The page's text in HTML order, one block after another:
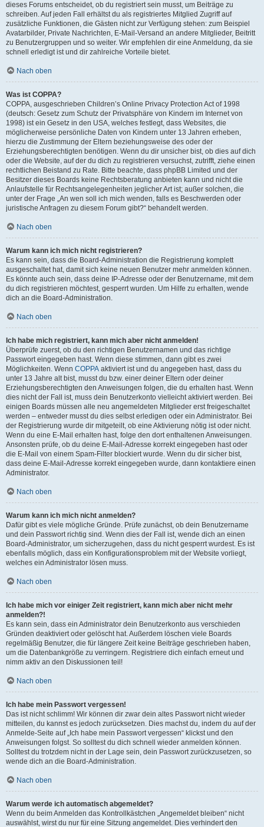
dieses Forums entscheidet, ob du registriert sein musst, um Beiträge zu
schreiben. Auf jeden Fall erhältst du als registriertes Mitglied Zugriff auf
zusätzliche Funktionen, die Gästen nicht zur Verfügung stehen: zum Beispiel
Avatarbilder, Private Nachrichten, E-Mail-Versand an andere Mitglieder, Beitritt
zu Benutzergruppen und so weiter. Wir empfehlen dir eine Anmeldung, da sie
schnell erledigt ist und dir zahlreiche Vorteile bietet.
Nach oben
Was ist COPPA?
COPPA, ausgeschrieben Children’s Online Privacy Protection Act of 1998
(deutsch: Gesetz zum Schutz der Privatsphäre von Kindern im Internet von
1998) ist ein Gesetz in den USA, welches festlegt, dass Websites, die
möglicherweise persönliche Daten von Kindern unter 13 Jahren erheben,
hierzu die Zustimmung der Eltern beziehungsweise des oder der
Erziehungsberechtigten benötigen. Wenn du dir unsicher bist, ob dies auf dich
oder die Website, auf der du dich zu registrieren versuchst, zutrifft, ziehe einen
rechtlichen Beistand zu Rate. Bitte beachte, dass phpBB Limited und der
Besitzer dieses Boards keine Rechtsberatung anbieten kann und nicht die
Anlaufstelle für Rechtsangelegenheiten jeglicher Art ist; außer solchen, die
unter der Frage „An wen soll ich mich wenden, falls es Beschwerden oder
juristische Anfragen zu diesem Forum gibt?“ behandelt werden.
Nach oben
Warum kann ich mich nicht registrieren?
Es kann sein, dass die Board-Administration die Registrierung komplett
ausgeschaltet hat, damit sich keine neuen Benutzer mehr anmelden können.
Es könnte auch sein, dass deine IP-Adresse oder der Benutzername, mit dem
du dich registrieren möchtest, gesperrt wurden. Um Hilfe zu erhalten, wende
dich an die Board-Administration.
Nach oben
Ich habe mich registriert, kann mich aber nicht anmelden!
Überprüfe zuerst, ob du den richtigen Benutzernamen und das richtige
Passwort eingegeben hast. Wenn diese stimmen, dann gibt es zwei
Möglichkeiten. Wenn COPPA aktiviert ist und du angegeben hast, dass du
unter 13 Jahre alt bist, musst du bzw. einer deiner Eltern oder deiner
Erziehungsberechtigten den Anweisungen folgen, die du erhalten hast. Wenn
dies nicht der Fall ist, muss dein Benutzerkonto vielleicht aktiviert werden. Bei
einigen Boards müssen alle neu angemeldeten Mitglieder erst freigeschaltet
werden – entweder musst du dies selbst erledigen oder ein Administrator. Bei
der Registrierung wurde dir mitgeteilt, ob eine Aktivierung nötig ist oder nicht.
Wenn du eine E-Mail erhalten hast, folge den dort enthaltenen Anweisungen.
Ansonsten prüfe, ob du deine E-Mail-Adresse korrekt eingegeben hast oder
die E-Mail von einem Spam-Filter blockiert wurde. Wenn du dir sicher bist,
dass deine E-Mail-Adresse korrekt eingegeben wurde, dann kontaktiere einen
Administrator.
Nach oben
Warum kann ich mich nicht anmelden?
Dafür gibt es viele mögliche Gründe. Prüfe zunächst, ob dein Benutzername
und dein Passwort richtig sind. Wenn dies der Fall ist, wende dich an einen
Board-Administrator, um sicherzugehen, dass du nicht gesperrt wurdest. Es ist
ebenfalls möglich, dass ein Konfigurationsproblem mit der Website vorliegt,
welches ein Administrator lösen muss.
Nach oben
Ich habe mich vor einiger Zeit registriert, kann mich aber nicht mehr
anmelden?!
Es kann sein, dass ein Administrator dein Benutzerkonto aus verschieden
Gründen deaktiviert oder gelöscht hat. Außerdem löschen viele Boards
regelmäßig Benutzer, die für längere Zeit keine Beiträge geschrieben haben,
um die Datenbankgröße zu verringern. Registriere dich einfach erneut und
nimm aktiv an den Diskussionen teil!
Nach oben
Ich habe mein Passwort vergessen!
Das ist nicht schlimm! Wir können dir zwar dein altes Passwort nicht wieder
mitteilen, du kannst es jedoch zurücksetzen. Dies machst du, indem du auf der
Anmelde-Seite auf „Ich habe mein Passwort vergessen“ klickst und den
Anweisungen folgst. So solltest du dich schnell wieder anmelden können.
Solltest du trotzdem nicht in der Lage sein, dein Passwort zurückzusetzen, so
wende dich an die Board-Administration.
Nach oben
Warum werde ich automatisch abgemeldet?
Wenn du beim Anmelden das Kontrollkästchen „Angemeldet bleiben“ nicht
auswählst, wirst du nur für eine Sitzung angemeldet. Dies verhindert den